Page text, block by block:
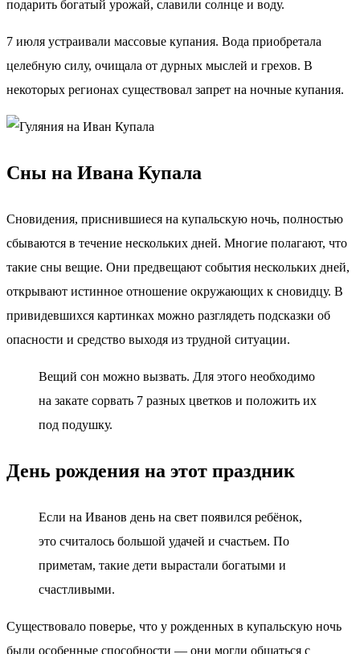
подарить богатый урожай, славили солнце и воду.
7 июля устраивали массовые купания. Вода приобретала
целебную силу, очищала от дурных мыслей и грехов. В
некоторых регионах существовал запрет на ночные купания.
Сны на Ивана Купала
Сновидения, приснившиеся на купальскую ночь, полностью
сбываются в течение нескольких дней. Многие полагают, что
такие сны вещие. Они предвещают события нескольких дней,
открывают истинное отношение окружающих к сновидцу. В
привидевшихся картинках можно разглядеть подсказки об
опасности и средство выходя из трудной ситуации.
Вещий сон можно вызвать. Для этого необходимо
на закате сорвать 7 разных цветков и положить их
под подушку.
День рождения на этот праздник
Если на Иванов день на свет появился ребёнок,
это считалось большой удачей и счастьем. По
приметам, такие дети вырастали богатыми и
счастливыми.
Существовало поверье, что у рожденных в купальскую ночь
были особенные способности — они могли общаться с